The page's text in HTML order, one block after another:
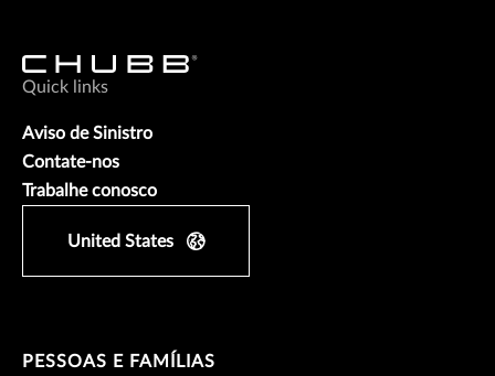
Quick links
Aviso de Sinistro
Contate-nos
Trabalhe conosco
United States
PESSOAS E FAMÍLIAS